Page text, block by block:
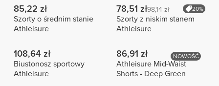
85,22 zł
Szorty o średnim stanie
Athleisure
78,51 zł98,14 zł 20%
Szorty z niskim stanem
Athleisure
108,64 zł
Biustonosz sportowy
Athleisure
NOWOŚĆ
86,91 zł
Athleisure Mid-Waist
Shorts - Deep Green